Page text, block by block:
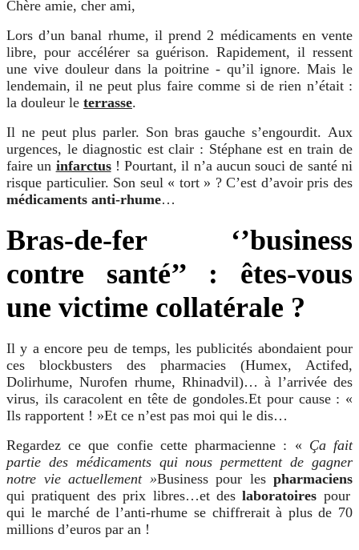
Chère amie, cher ami,
Lors d’un banal rhume, il prend 2 médicaments en vente
libre, pour accélérer sa guérison. Rapidement, il ressent
une vive douleur dans la poitrine - qu’il ignore. Mais le
lendemain, il ne peut plus faire comme si de rien n’était :
la douleur le terrasse.
Il ne peut plus parler. Son bras gauche s’engourdit. Aux
urgences, le diagnostic est clair : Stéphane est en train de
faire un infarctus! Pourtant, il n’a aucun souci de santé ni
risque particulier. Son seul « tort » ? C’est d’avoir pris des
médicaments anti-rhume…
Bras-de-fer ‘’business
contre santé’’ : êtes-vous
une victime collatérale ?
Il y a encore peu de temps, les publicités abondaient pour
ces blockbusters des pharmacies (Humex, Actifed,
Dolirhume, Nurofen rhume, Rhinadvil)… à l’arrivée des
virus, ils caracolent en tête de gondoles.Et pour cause : «
Ils rapportent ! »Et ce n’est pas moi qui le dis…
Regardez ce que confie cette pharmacienne : « Ça fait
partie des médicaments qui nous permettent de gagner
notre vie actuellement »Business pour les pharmaciens
qui pratiquent des prix libres…et deslaboratoires pour
qui le marché de l’anti-rhume se chiffrerait à plus de 70
millions d’euros par an !